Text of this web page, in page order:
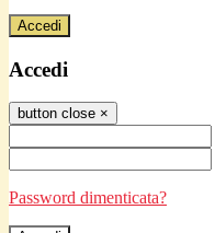
Accedi
Accedi
button close ×
Password dimenticata?